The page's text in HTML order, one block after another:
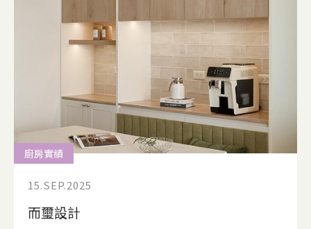
廚房實績
15.SEP.2025
而璽設計